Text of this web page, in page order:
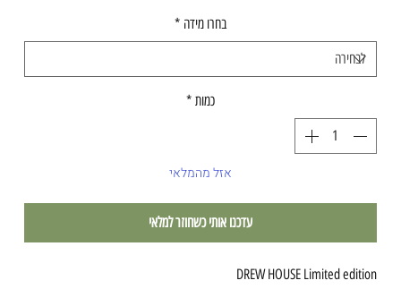
בחרו מידה *
כמות *
אזל מהמלאי
עדכנו אותי כשחוזר למלאי
DREW HOUSE Limited edition